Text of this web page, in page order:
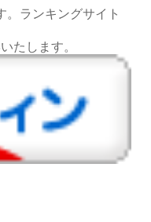
。ランキングサイト
たします。